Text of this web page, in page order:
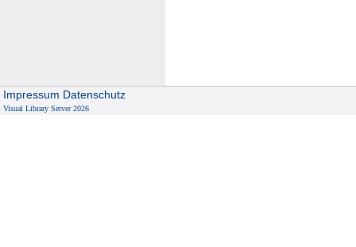
Impressum Datenschutz
Visual Library Server 2026